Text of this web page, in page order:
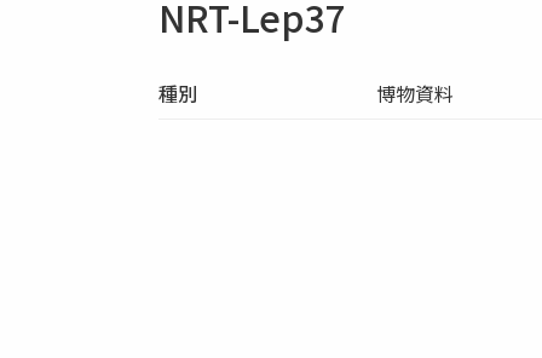
NRT-Lep37
種別 博物資料